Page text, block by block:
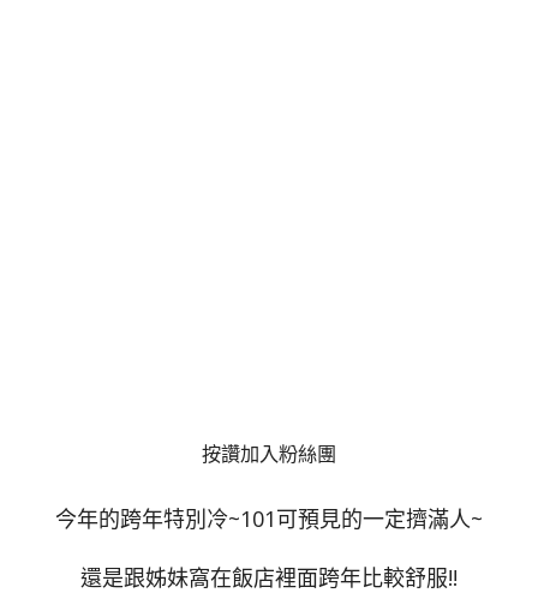
按讚加入粉絲團
今年的跨年特別冷~101可預見的一定擠滿人~
還是跟姊妹窩在飯店裡面跨年比較舒服!!